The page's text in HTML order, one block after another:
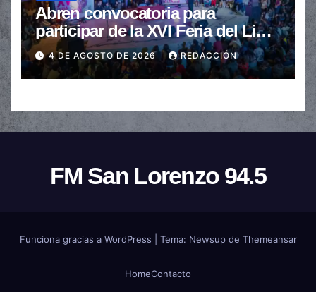
Abren convocatoria para
participar de la XVI Feria del Libro
de Salta
4 DE AGOSTO DE 2026 REDACCIÓN
FM San Lorenzo 94.5
Funciona gracias a WordPress Tema: Newsupde Themeansar
HomeContacto